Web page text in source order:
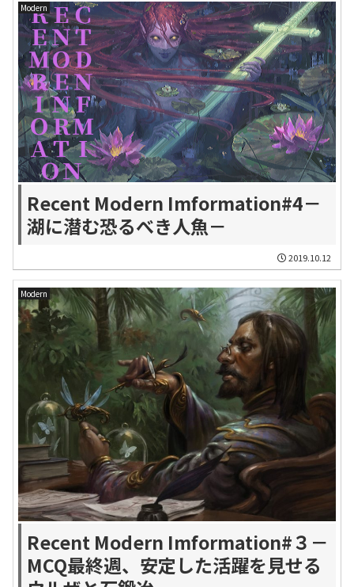
Modern
Recent Modern Imformation#4－
湖に潜む恐るべき人魚－
2019.10.12
Modern
Recent Modern Imformation#３－
MCQ最終週、安定した活躍を見せる